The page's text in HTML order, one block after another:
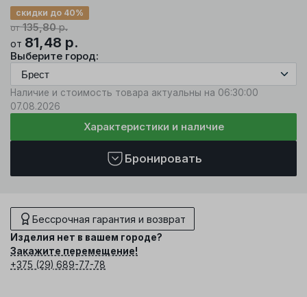
от135,80р.
скидки до 40%
от 81,48 р.
Выберите город:
Наличие и стоимость товара актуальны на 06:30:00
07.08.2026
Характеристики и наличие
Бронировать
Бессрочная гарантия и возврат
Изделия нет в вашем городе?
Закажите перемещение!
+375 (29) 689-77-78